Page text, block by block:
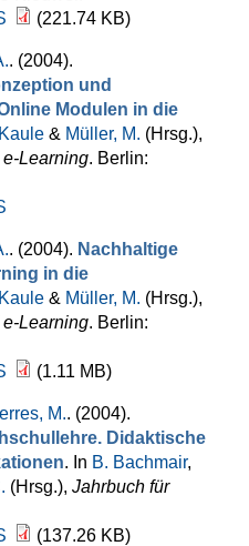
(221.74 KB)
. (2004).
und
Modulen in die
& Müller, M. (Hrsg.),
Learning. Berlin:
. (2004). Nachhaltige
in die
& Müller, M. (Hrsg.),
Learning. Berlin:
(1.11 MB)
M.. (2004).
Didaktische
. In B. Bachmair,
(Hrsg.), Jahrbuch für
(137.26 KB)